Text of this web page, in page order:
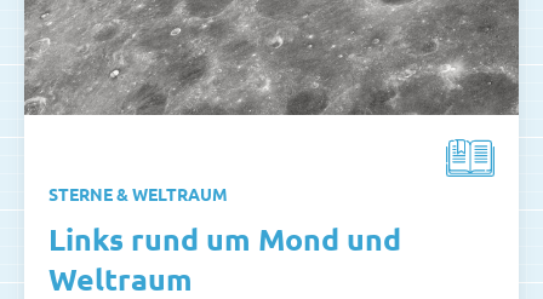
STERNE & WELTRAUM
Links rund um Mond und
Weltraum